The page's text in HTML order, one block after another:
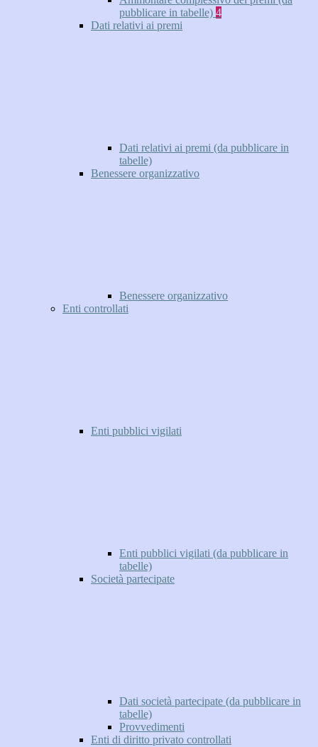
pubblicare in tabelle) 4
Dati relativi ai premi
Dati relativi ai premi (da pubblicare in
tabelle)
Benessere organizzativo
Benessere organizzativo
Enti controllati
Enti pubblici vigilati
Enti pubblici vigilati (da pubblicare in
tabelle)
Società partecipate
Dati società partecipate (da pubblicare in
tabelle)
Provvedimenti
Enti di diritto privato controllati